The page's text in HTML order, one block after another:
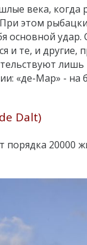
века, когда
При этом
основной удар.
и те, и другие,
«де-Мар» - на
Dalt)
порядка 20000